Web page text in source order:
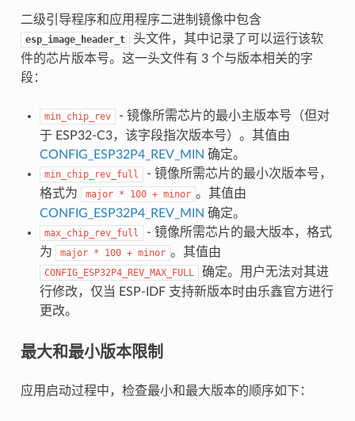
二级引导程序和应用程序二进制镜像中包含
esp_image_header_t
头文件，其中记录了可以运行该软
件的芯片版本号。这一头文件有 3 个与版本相关的字
段：
min_chip_rev
- 镜像所需芯片的最小主版本号（但对
于 ESP32-C3，该字段指次版本号）。其值由
CONFIG_ESP32P4_REV_MIN 确定。
min_chip_rev_full
- 镜像所需芯片的最小次版本号，
格式为
major * 100 + minor 。其值由
CONFIG_ESP32P4_REV_MIN 确定。
max_chip_rev_full
- 镜像所需芯片的最大版本，格式
为
major * 100 + minor 。其值由
CONFIG_ESP32P4_REV_MAX_FULL
确定。用户无法对其进
行修改，仅当 ESP-IDF 支持新版本时由乐鑫官方进行
更改。
最大和最小版本限制
应用启动过程中，检查最小和最大版本的顺序如下：